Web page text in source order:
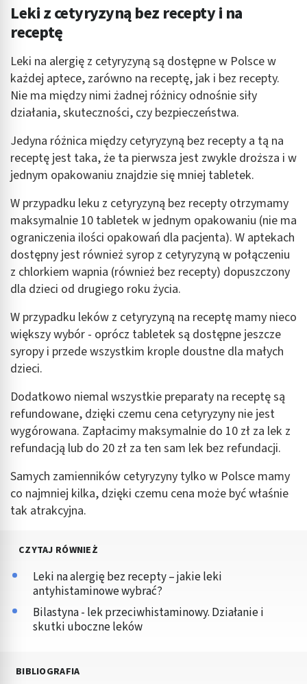
Leki z cetyryzyną bez recepty i na
receptę
Leki na alergię z cetyryzyną są dostępne w Polsce w
każdej aptece, zarówno na receptę, jak i bez recepty.
Nie ma między nimi żadnej różnicy odnośnie siły
działania, skuteczności, czy bezpieczeństwa.
Jedyna różnica między cetyryzyną bez recepty a tą na
receptę jest taka, że ta pierwsza jest zwykle droższa i w
jednym opakowaniu znajdzie się mniej tabletek.
W przypadku leku z cetyryzyną bez recepty otrzymamy
maksymalnie 10 tabletek w jednym opakowaniu (nie ma
ograniczenia ilości opakowań dla pacjenta). W aptekach
dostępny jest również syrop z cetyryzyną w połączeniu
z chlorkiem wapnia (również bez recepty) dopuszczony
dla dzieci od drugiego roku życia.
W przypadku leków z cetyryzyną na receptę mamy nieco
większy wybór - oprócz tabletek są dostępne jeszcze
syropy i przede wszystkim krople doustne dla małych
dzieci.
Dodatkowo niemal wszystkie preparaty na receptę są
refundowane, dzięki czemu cena cetyryzyny nie jest
wygórowana. Zapłacimy maksymalnie do 10 zł za lek z
refundacją lub do 20 zł za ten sam lek bez refundacji.
Samych zamienników cetyryzyny tylko w Polsce mamy
co najmniej kilka, dzięki czemu cena może być właśnie
tak atrakcyjna.
CZYTAJ RÓWNIEŻ
Leki na alergię bez recepty – jakie leki
antyhistaminowe wybrać?
Bilastyna - lek przeciwhistaminowy. Działanie i
skutki uboczne leków
BIBLIOGRAFIA